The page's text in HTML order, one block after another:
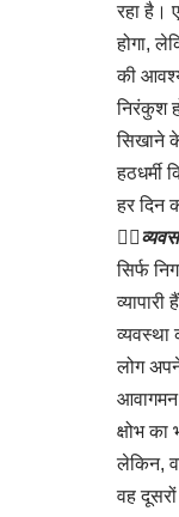
रहा है।
होगा,
की
निरंकुश
सिखाने
हठधर्मी
हर दिन
👉🏻
सिर्फ
लोग
आवागमन
क्षोभ
लेकिन,
वह